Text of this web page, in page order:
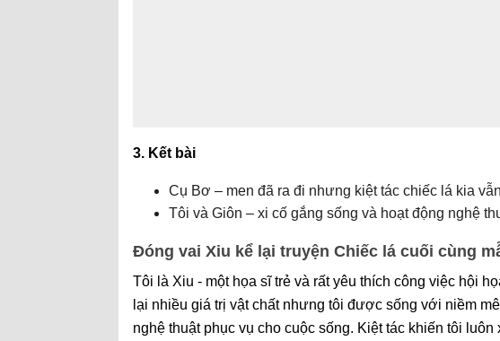
3. Kết bài
Cụ Bơ – men đã ra đi nhưng kiệt tác chiếc lá kia
Tôi và Giôn – xi cố gắng sống và hoạt động nghệ
Đóng vai Xiu kể lại truyện Chiếc lá cuối cùng
Tôi là Xiu - một họa sĩ trẻ và rất yêu thích công việc hội
lại nhiều giá trị vật chất nhưng tôi được sống với niềm
nghệ thuật phục vụ cho cuộc sống. Kiệt tác khiến tôi